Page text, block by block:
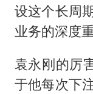
设这个长周
业务的深度重
袁永刚的厉
于他每次下